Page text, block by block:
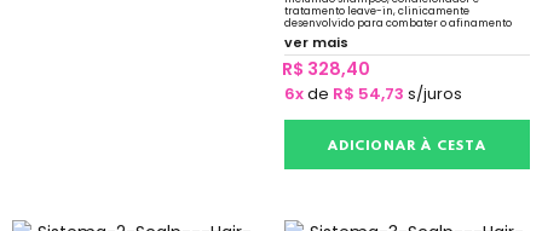
tratamento leave-in, clinicamente
desenvolvido para combater o afinamento
progressivo de cabelos naturais e não
tratados.
ver mais
R$ 328,40
6xde R$ 54,73 s/juros
ADICIONAR À CESTA